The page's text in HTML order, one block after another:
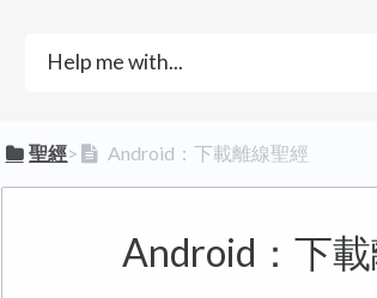
​聖經​>​ Android：下載離線聖經
Android：下